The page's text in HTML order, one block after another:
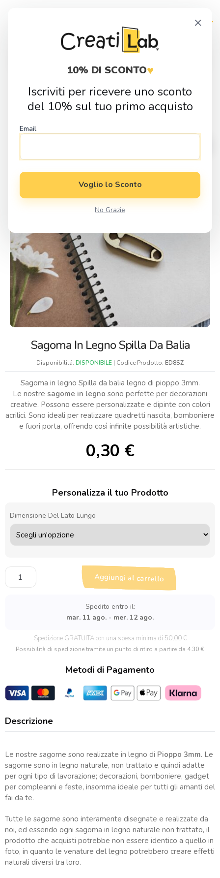
Home Fai da Te Sagome in Legno Nascita
Sagoma in legno
Spilla da balia
Sagoma In Legno Spilla Da Balia
Disponibilitá: DISPONIBILE | Codice Prodotto: ED8SZ
Sagoma in legno Spilla da balia legno di pioppo 3mm.
Le nostre sagome in legno sono perfette per decorazioni
creative. Possono essere personalizzate e dipinte con colori
acrilici. Sono ideali per realizzare quadretti nascita, bomboniere
e fuori porta, offrendo così infinite possibilità artistiche.
0,30 €
Personalizza il tuo Prodotto
Dimensione Del Lato Lungo
Sagoma
in
Aggiungi al carrello
Spedito entro il:
mar. 11 ago. - mer. 12 ago.
Spedizione GRATUITA con una spesa minima di 50,00 €
Possibilità di spedizione tramite un punto di ritiro a partire da 4.30 €
Metodi di Pagamento
Descrizione
Le nostre sagome sono realizzate in legno di Pioppo 3mm. Le
sagome sono in legno naturale, non trattato e quindi adatte
per ogni tipo di lavorazione; decorazioni, bomboniere, gadget
per compleanni e feste, insomma ideale per tutti gli amanti del
fai da te.
Tutte le sagome sono interamente disegnate e realizzate da
noi, ed essendo ogni sagoma in legno naturale non trattato, il
prodotto che acquisti potrebbe non essere identico a quello in
foto, in quanto le venature del legno potrebbero creare effetti
naturali diversi tra loro.
×
10% DI SCONTO♥
Iscriviti per ricevere uno sconto
del 10% sul tuo primo acquisto
Email
Voglio lo Sconto
No Grazie